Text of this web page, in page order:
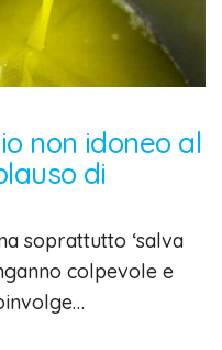
non idoneo al
di
soprattutto ‘salva
colpevole e